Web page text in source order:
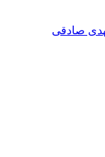
صادقی